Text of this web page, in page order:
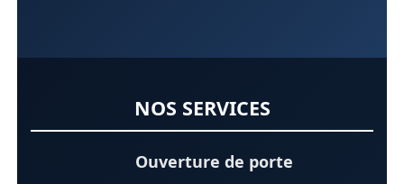
NOS SERVICES
Ouverture de porte